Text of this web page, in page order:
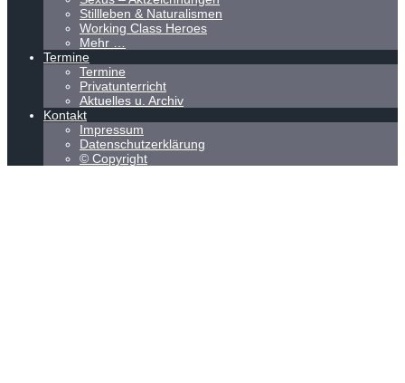
Stillleben & Naturalismen
Working Class Heroes
Mehr …
Termine
Termine
Privatunterricht
Aktuelles u. Archiv
Kontakt
Impressum
Datenschutzerklärung
© Copyright